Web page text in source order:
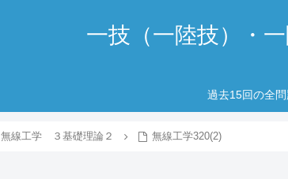
一技（一陸技）・
過去15回の全問
無線工学 ３基礎理論２ 無線工学320(2)